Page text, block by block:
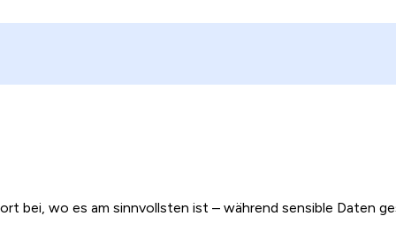
bei, wo es am sinnvollsten ist – während sensible Daten